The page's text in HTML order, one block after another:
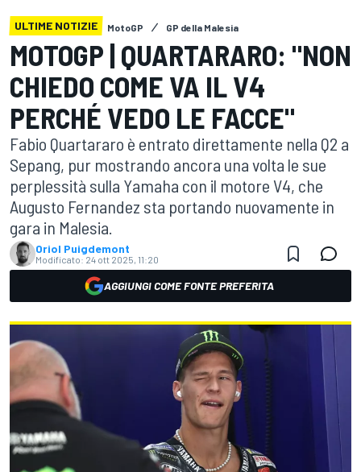
ULTIME NOTIZIE MotoGP GP della Malesia
MOTOGP | QUARTARARO: "NON
CHIEDO COME VA IL V4
PERCHÉ VEDO LE FACCE"
Fabio Quartararo è entrato direttamente nella Q2 a
Sepang, pur mostrando ancora una volta le sue
perplessità sulla Yamaha con il motore V4, che
Augusto Fernandez sta portando nuovamente in
gara in Malesia.
Oriol Puigdemont
Modificato: 24 ott 2025, 11:20
AGGIUNGI COME FONTE PREFERITA